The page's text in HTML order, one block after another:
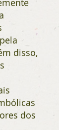
disso,
dos